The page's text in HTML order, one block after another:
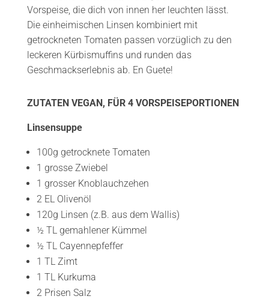
Vorspeise, die dich von innen her leuchten lässt.
Die einheimischen Linsen kombiniert mit
getrockneten Tomaten passen vorzüglich zu den
leckeren Kürbismuffins und runden das
Geschmackserlebnis ab. En Guete!
ZUTATEN VEGAN, FÜR 4 VORSPEISEPORTIONEN
Linsensuppe
100g getrocknete Tomaten
1 grosse Zwiebel
1 grosser Knoblauchzehen
2 EL Olivenöl
120g Linsen (z.B. aus dem Wallis)
½ TL gemahlener Kümmel
½ TL Cayennepfeffer
1 TL Zimt
1 TL Kurkuma
2 Prisen Salz